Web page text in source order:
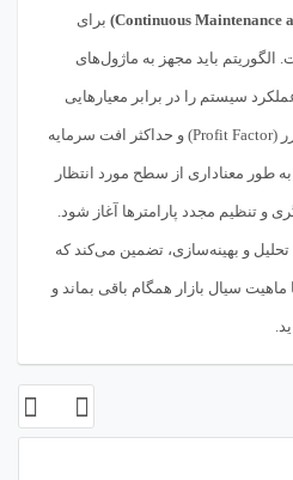
برای
باید مجهز به ماژول‌های
سیستم را در برابر معیارهایی
مانند نرخ برد، میانگین سود به ضرر (Profit Factor) و حداکثر افت سرمایه
طور معناداری از سطح مورد انتظار
و تنظیم مجدد پارامترها آغاز شود.
تحلیل و بهینه‌سازی، تضمین می‌کند که
سیال بازار همگام باقی بماند و